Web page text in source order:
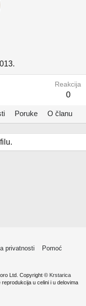
Reakcija
0
Poruke O članu
privatnosti
Pomoć
Ltd. Copyright © Krstarica
u celini i u delovima